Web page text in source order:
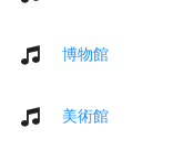
博物館
美術館